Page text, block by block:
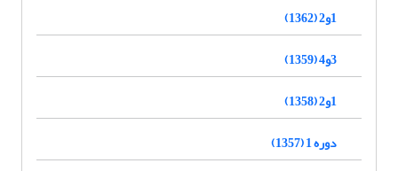
1و2 (1362)
3و4 (1359)
1و2 (1358)
دوره 1 (1357)